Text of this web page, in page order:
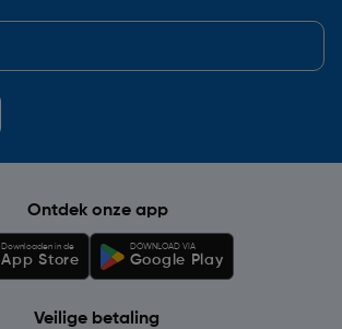
Ontdek onze app
Downloaden in de
App Store
DOWNLOAD VIA
Google Play
Veilige betaling